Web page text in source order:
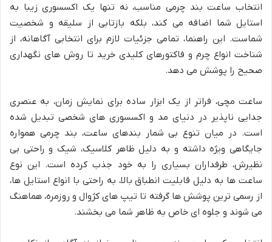
انتخاب ساعت بند چرمی مناسب، نه تنها یک اکسسوری زیبا به
استایل شما اضافه می کند، بلکه بازتابی از سلیقه و شخصیت
شماست. این راهنما، تمامی جزئیات لازم برای انتخابی آگاهانه، از
شناخت انواع چرم و فاکتورهای کلیدی خرید تا روش های نگهداری
صحیح را پوشش می دهد.
ساعت مچی، فراتر از یک ابزار ساده برای نمایش زمان، به عنصری
جدایی ناپذیر در دنیای مد و اکسسوری های شخصی تبدیل شده
است. در میان تنوع بی شمار بندهای ساعت، بند چرمی همواره
جایگاهی ویژه داشته و به دلیل ظاهر کلاسیک، شیک و راحتی بی
نظیرش، طرفداران بسیاری را به خود جذب کرده است. این نوع
ساعت ها به دلیل قابلیت انطباق بالا، به راحتی با انواع استایل ها،
از رسمی ترین پوشش ها گرفته تا تیپ های کژوال و روزمره، هماهنگ
می شوند و جلوه ای خاص به ظاهر شما می بخشند.